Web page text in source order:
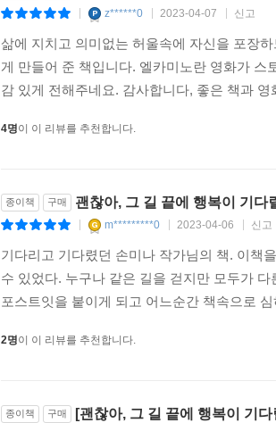
z******0 2023-04-07 신고
삶에 지치고 의미없는 허울속에 자신을 포장
게 만들어 준 책입니다. 엘카미노란 영화가
감 있게 전해주네요. 감사합니다, 좋은 책과
4명이 이 리뷰를 추천합니다.
종이책 구매 괜찮아, 그 길 끝에 행복이 기다
m*********0 2023-04-06 신고
기다리고 기다렸던 손미나 작가님의 책. 이책
수 있었다. 누구나 같은 길을 걷지만 모두가
포스트잇을 붙이게 되고 어느순간 책속으로
2명이 이 리뷰를 추천합니다.
종이책 구매 [괜찮아, 그 길 끝에 행복이 기